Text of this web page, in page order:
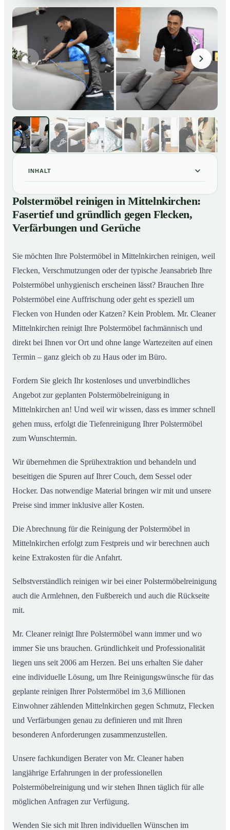
INHALT
Polstermöbel reinigen in Mittelnkirchen: Fasertief und
gründlich gegen Flecken, Verfärbungen und Gerüche
02So reinigen unsere Profis Polstermöbel in
Mittelnkirchen
Polstermöbel reinigen in Mittelnkirchen:
Fasertief und gründlich gegen Flecken,
Verfärbungen und Gerüche
Sie möchten Ihre Polstermöbel in Mittelnkirchen reinigen, weil
Flecken, Verschmutzungen oder der typische Jeansabrieb Ihre
Polstermöbel unhygienisch erscheinen lässt? Brauchen Ihre
Polstermöbel eine Auffrischung oder geht es speziell um
Flecken von Hunden oder Katzen? Kein Problem. Mr. Cleaner
Mittelnkirchen reinigt Ihre Polstermöbel fachmännisch und
direkt bei Ihnen vor Ort und ohne lange Wartezeiten auf einen
Termin – ganz gleich ob zu Haus oder im Büro.
Fordern Sie gleich Ihr kostenloses und unverbindliches
Angebot zur geplanten Polstermöbelreinigung in
Mittelnkirchen an! Und weil wir wissen, dass es immer schnell
gehen muss, erfolgt die Tiefenreinigung Ihrer Polstermöbel
zum Wunschtermin.
Wir übernehmen die Sprühextraktion und behandeln und
beseitigen die Spuren auf Ihrer Couch, dem Sessel oder
Hocker. Das notwendige Material bringen wir mit und unsere
Preise sind immer inklusive aller Kosten.
Die Abrechnung für die Reinigung der Polstermöbel in
Mittelnkirchen erfolgt zum Festpreis und wir berechnen auch
keine Extrakosten für die Anfahrt.
Selbstverständlich reinigen wir bei einer Polstermöbelreinigung
auch die Armlehnen, den Fußbereich und auch die Rückseite
mit.
Mr. Cleaner reinigt Ihre Polstermöbel wann immer und wo
immer Sie uns brauchen. Gründlichkeit und Professionalität
liegen uns seit 2006 am Herzen. Bei uns erhalten Sie daher
eine individuelle Lösung, um Ihre Reinigungswünsche für das
geplante reinigen Ihrer Polstermöbel im 3,6 Millionen
Einwohner zählenden Mittelnkirchen gegen Schmutz, Flecken
und Verfärbungen genau zu definieren und mit Ihren
besonderen Anforderungen zusammenzustellen.
Unsere fachkundigen Berater von Mr. Cleaner haben
langjährige Erfahrungen in der professionellen
Polstermöbelreinigung und wir stehen Ihnen täglich für alle
möglichen Anfragen zur Verfügung.
Wenden Sie sich mit Ihren individuellen Wünschen im